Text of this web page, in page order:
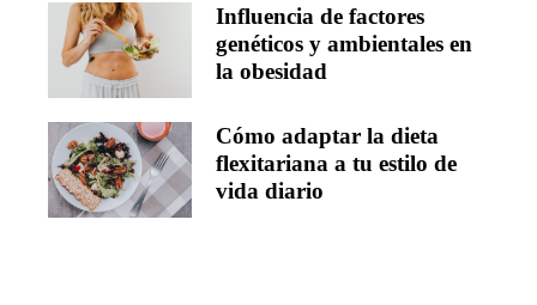
Influencia de factores
genéticos y ambientales en
la obesidad
Cómo adaptar la dieta
flexitariana a tu estilo de
vida diario